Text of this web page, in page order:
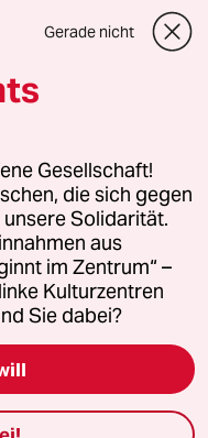
oder für Genehmigungen
Richtlinien
Impressum AGB
(Ads)
Gerade nicht
Gesellschaft!
die sich gegen
Solidarität.
aus
im Zentrum“ –
Kulturzentren
Sie dabei?